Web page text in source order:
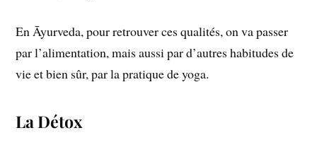
En Āyurveda, pour retrouver ces qualités, on va passer
par l’alimentation, mais aussi par d’autres habitudes de
vie et bien sûr, par la pratique de yoga.
La Détox